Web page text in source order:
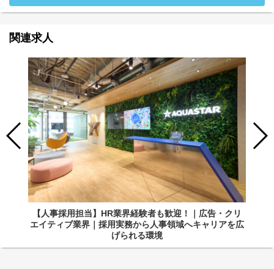
関連求人
【人事採用担当】HR業界経験者も歓迎！｜広告・クリ
エイティブ業界｜採用実務から人事領域へキャリアを広
げられる環境